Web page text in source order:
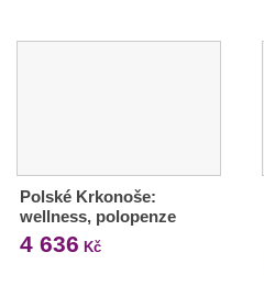
Polské Krkonoše:
wellness, polopenze
4 636 Kč